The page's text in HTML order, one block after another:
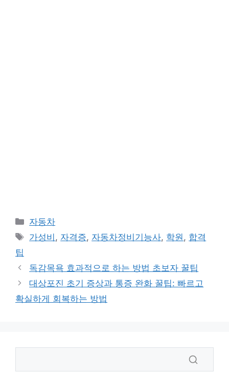
카
테
자동차
태
가성비 , 자격증, 자동차정비기능사, 학원, 합격
팁
독감목욕 효과적으로 하는 방법 초보자 꿀팁
대상포진 초기 증상과 통증 완화 꿀팁: 빠르고
확실하게 회복하는 방법